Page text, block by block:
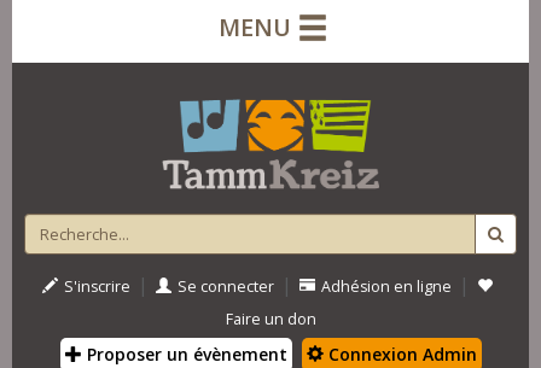
MENU
S'inscrire | Se connecter | Adhésion en ligne |
Faire un don
Proposer un évènement Connexion Admin